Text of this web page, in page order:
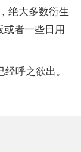
绝大多数衍生
者一些日用
呼之欲出。